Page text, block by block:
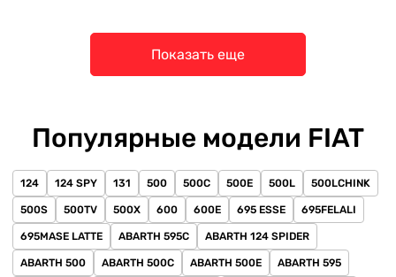
Показать еще
Популярные модели FIAT
124 124 SPY 131 500 500C 500E 500L 500LCHINK
500S 500TV 500X 600 600E 695 ESSE 695FELALI
695MASE LATTE ABARTH 595C ABARTH 124 SPIDER
ABARTH 500 ABARTH 500C ABARTH 500E ABARTH 595